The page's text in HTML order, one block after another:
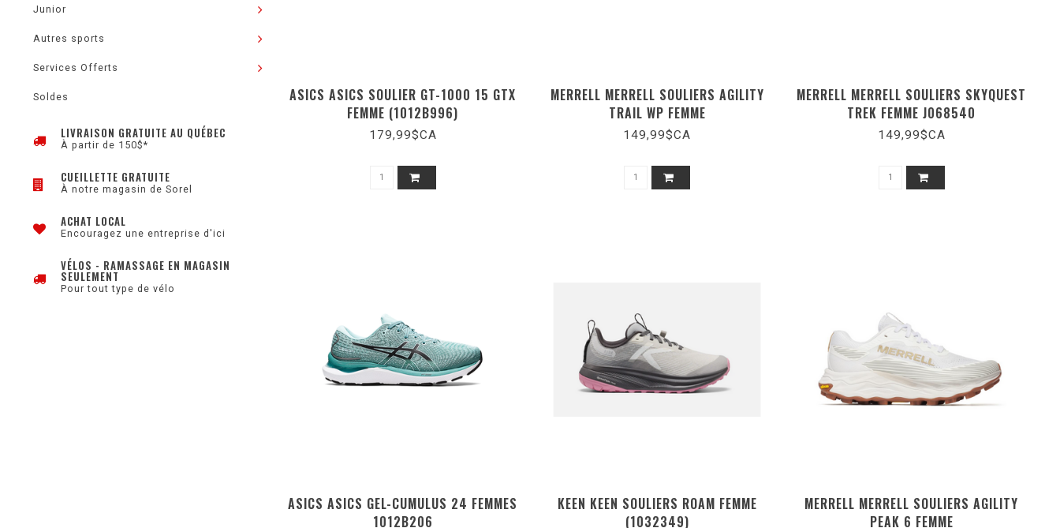
Junior
Autres sports
Services Offerts
Soldes
LIVRAISON GRATUITE AU QUÉBEC
À partir de 150$*
CUEILLETTE GRATUITE
À notre magasin de Sorel
ACHAT LOCAL
Encouragez une entreprise d'ici
VÉLOS - RAMASSAGE EN MAGASIN
SEULEMENT
Pour tout type de vélo
ASICS ASICS SOULIER GT-1000 15 GTX
FEMME (1012B996)
179,99$CA
MERRELL MERRELL SOULIERS AGILITY
TRAIL WP FEMME
149,99$CA
MERRELL MERRELL SOULIERS SKYQUEST
TREK FEMME J068540
149,99$CA
ASICS ASICS GEL-CUMULUS 24 FEMMES
1012B206
KEEN KEEN SOULIERS ROAM FEMME
(1032349)
MERRELL MERRELL SOULIERS AGILITY
PEAK 6 FEMME